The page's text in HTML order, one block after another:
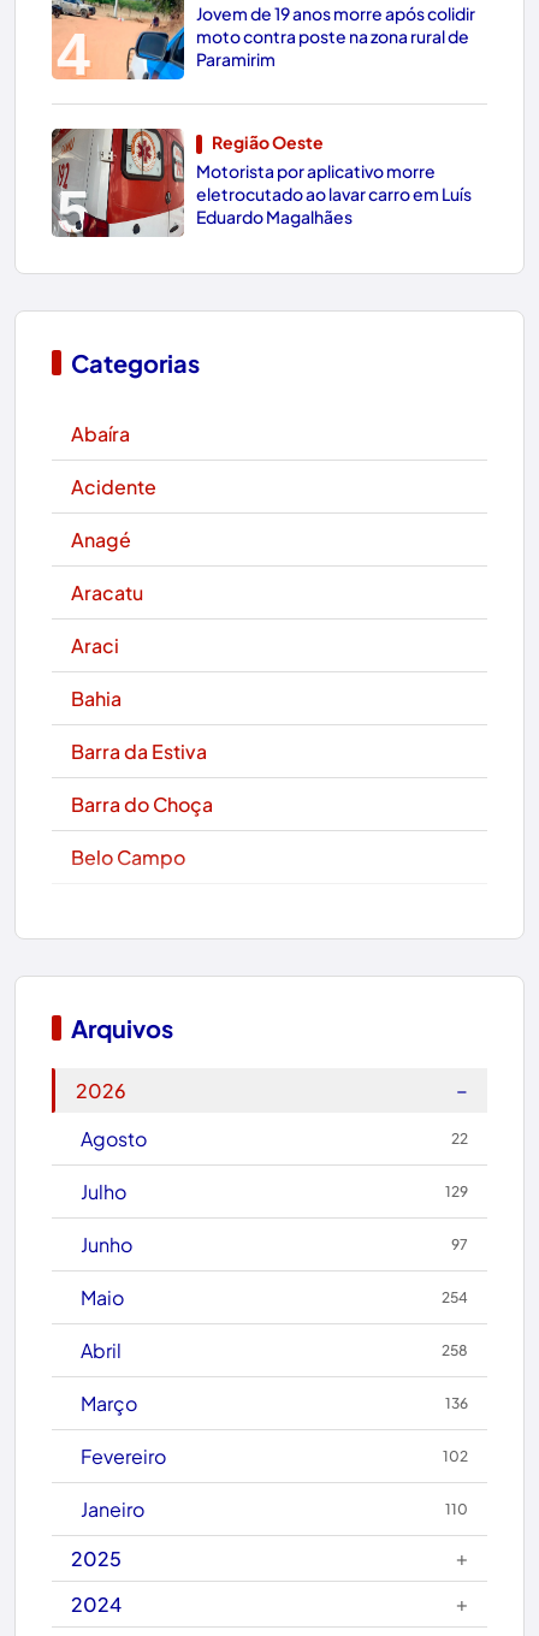
4
Jovem de 19 anos morre após colidir
moto contra poste na zona rural de
Paramirim
5
Região Oeste
Motorista por aplicativo morre
eletrocutado ao lavar carro em Luís
Eduardo Magalhães
Categorias
Abaíra
Acidente
Anagé
Aracatu
Araci
Bahia
Barra da Estiva
Barra do Choça
Belo Campo
Boquira
Brumado
Caculé
Caetanos
Caetité
Candiba
Cândido Sales
Caraíbas
Carinhanha
Caturama
Arquivos
2026
−
Agosto
22
Julho 129
Junho 97
Maio 254
Abril 258
Março 136
Fevereiro 102
Janeiro 110
2025
+
2024
+